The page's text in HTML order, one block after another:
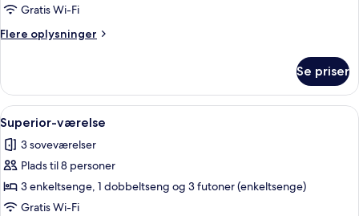
Gratis Wi-Fi
Flere oplysninger
Flere
Se priser
Indlæs
alle
billeder
af
Superior-
værelse
En moderne stue med sofa, et lille
38
Superior-værelse
3 soveværelser
Plads til 8 personer
3 enkeltsenge, 1 dobbeltseng og 3 futoner (enkeltsenge)
Gratis Wi-Fi